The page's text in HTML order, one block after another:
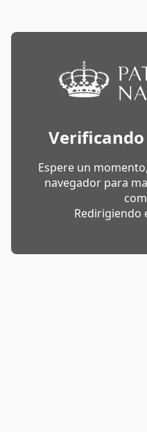
Espere un
navegador para
Redirigiendo